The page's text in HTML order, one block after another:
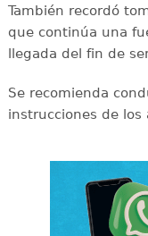
También recordó
que continúa una
llegada del fin de
Se recomienda
instrucciones de los